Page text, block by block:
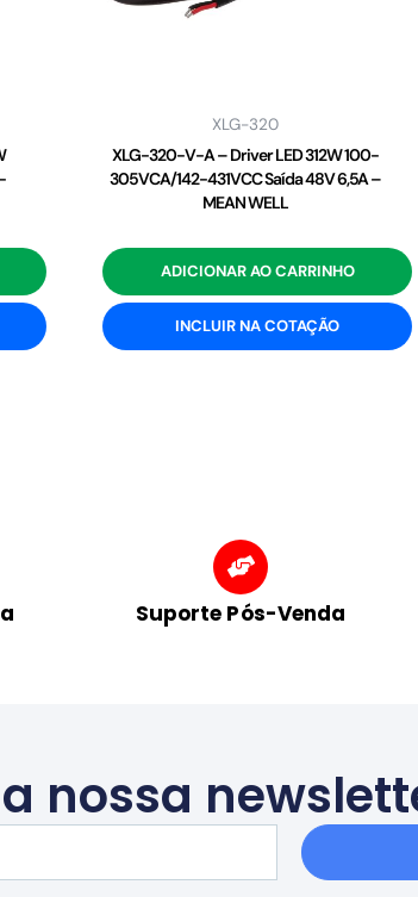
XLG-320
XLG-320-V-A – Driver LED 312W 100-
305VCA/142-431VCC Saída 48V 6,5A –
MEAN WELL
ADICIONAR AO CARRINHO
INCLUIR NA COTAÇÃO
Suporte Pós-Venda
nossa